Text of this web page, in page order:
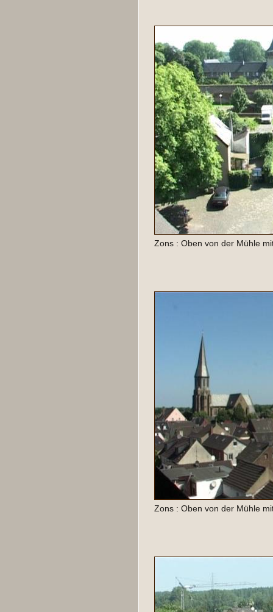
Zons : Oben von der Mühle
Zons : Oben von der Mühle